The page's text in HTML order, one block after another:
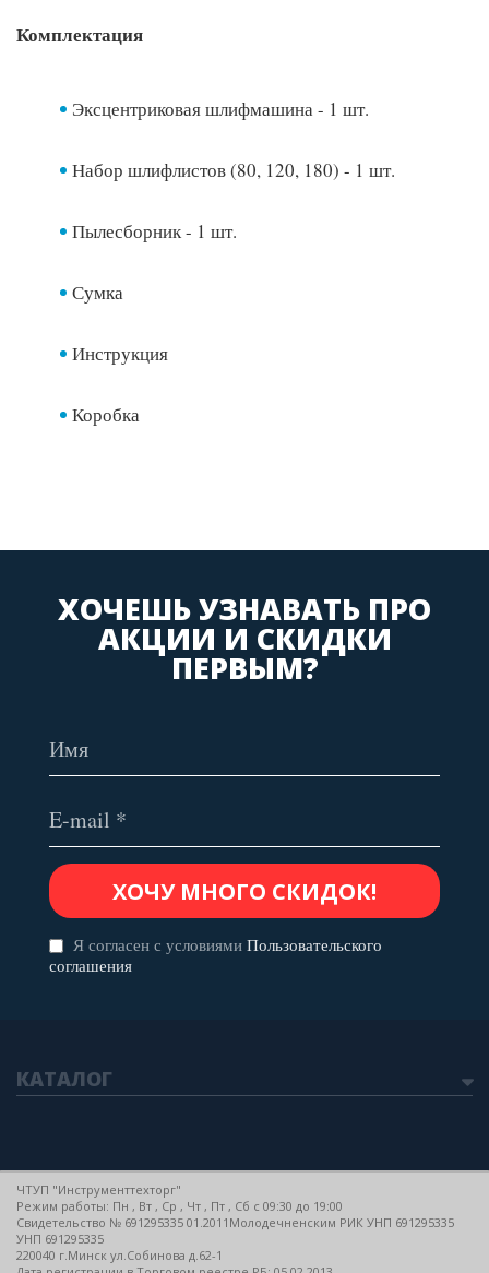
Комплектация
Эксцентриковая шлифмашина - 1 шт.
Набор шлифлистов (80, 120, 180) - 1 шт.
Пылесборник - 1 шт.
Сумка
Инструкция
Коробка
ХОЧЕШЬ УЗНАВАТЬ ПРО
АКЦИИ И СКИДКИ
ПЕРВЫМ?
Я согласен с условиями Пользовательского
соглашения
КАТАЛОГ
ЧТУП "Инструменттехторг"
Режим работы: Пн , Вт , Ср , Чт , Пт , Сб c 09:30 до 19:00
Свидетельство № 691295335 01.2011Молодечненским РИК УНП 691295335
УНП 691295335
220040 г.Минск ул.Собинова д.62-1